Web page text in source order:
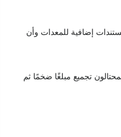
إضافية للمعدات وأن
تجميع مبلغًا ضخمًا ثم